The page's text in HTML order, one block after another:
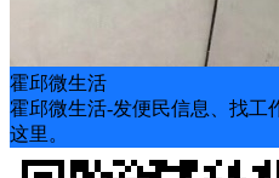
霍邱微生活
霍邱微生活-发便民信息、找工
这里。